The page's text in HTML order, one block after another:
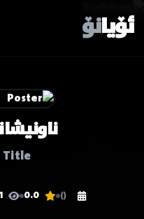
ئۆیانۆ
Title
()
0.0 1 بینەر